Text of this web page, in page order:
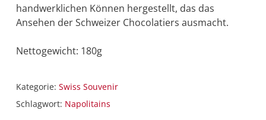
Kategorie: Swiss Souvenir
Schlagwort: Napolitains
handwerklichen Können hergestellt, das das
Ansehen der Schweizer Chocolatiers ausmacht.
Nettogewicht: 180g